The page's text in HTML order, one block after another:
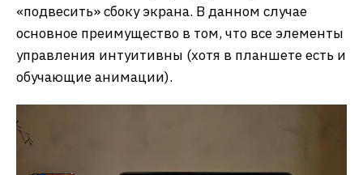
«подвесить» сбоку экрана. В данном случае
основное преимущество в том, что все элементы
управления интуитивны (хотя в планшете есть и
обучающие анимации).